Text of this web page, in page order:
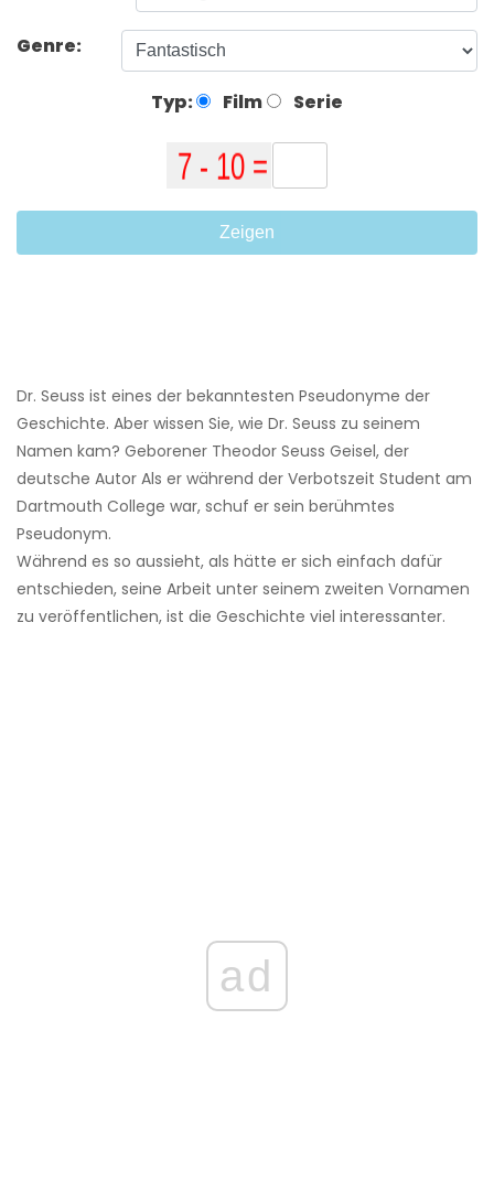
Genre:
Typ: Film Serie
Zeigen
Dr. Seuss ist eines der bekanntesten Pseudonyme der
Geschichte. Aber wissen Sie, wie Dr. Seuss zu seinem
Namen kam? Geborener Theodor Seuss Geisel, der
deutsche Autor Als er während der Verbotszeit Student am
Dartmouth College war, schuf er sein berühmtes
Pseudonym.
Während es so aussieht, als hätte er sich einfach dafür
entschieden, seine Arbeit unter seinem zweiten Vornamen
zu veröffentlichen, ist die Geschichte viel interessanter.
ad